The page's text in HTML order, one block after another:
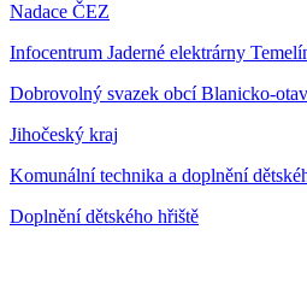
Nadace ČEZ
Infocentrum Jaderné elektrárny
Dobrovolný svazek obcí Blanicko-
Jihočeský kraj
Komunální technika a doplnění
Doplnění dětského hřiště